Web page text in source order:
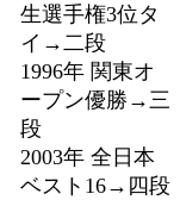
生選手権3位タ
イ→二段
1996年 関東オ
ープン優勝→三
段
2003年 全日本
ベスト16→四段